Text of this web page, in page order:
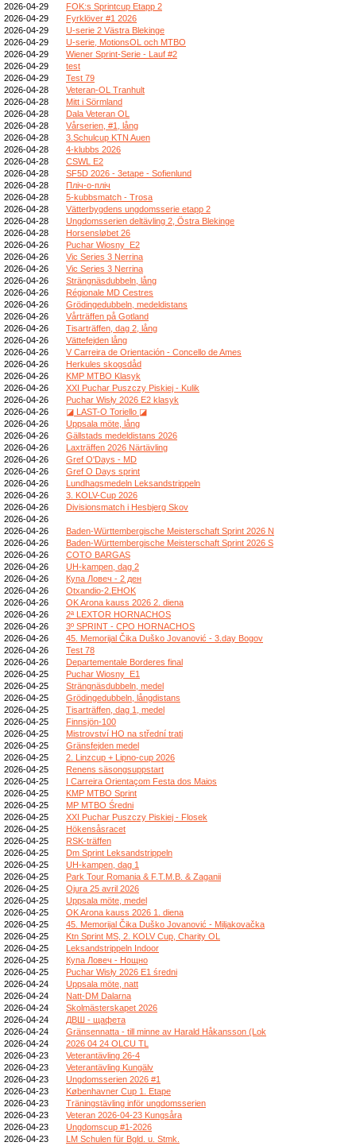
2026-04-29
FOK:s Sprintcup Etapp 2
2026-04-29
Fyrklöver #1 2026
2026-04-29
U-serie 2 Västra Blekinge
2026-04-29
U-serie, MotionsOL och MTBO
2026-04-29
Wiener Sprint-Serie - Lauf #2
2026-04-29
test
2026-04-29
Test 79
2026-04-28
Veteran-OL Tranhult
2026-04-28
Mitt i Sörmland
2026-04-28
Dala Veteran OL
2026-04-28
Vårserien, #1, lång
2026-04-28
3.Schulcup KTN Auen
2026-04-28
4-klubbs 2026
2026-04-28
CSWL E2
2026-04-28
SF5D 2026 - 3etape - Sofienlund
2026-04-28
Пліч-о-пліч
2026-04-28
5-kubbsmatch - Trosa
2026-04-28
Vätterbygdens ungdomsserie etapp 2
2026-04-28
Ungdomsserien deltävling 2, Östra Blekinge
2026-04-28
Horsensløbet 26
2026-04-26
Puchar Wiosny_E2
2026-04-26
Vic Series 3 Nerrina
2026-04-26
Vic Series 3 Nerrina
2026-04-26
Strängnäsdubbeln, lång
2026-04-26
Régionale MD Cestres
2026-04-26
Grödingedubbeln, medeldistans
2026-04-26
Vårträffen på Gotland
2026-04-26
Tisarträffen, dag 2, lång
2026-04-26
Vättefejden lång
2026-04-26
V Carreira de Orientación - Concello de Ames
2026-04-26
Herkules skogsdåd
2026-04-26
KMP MTBO Klasyk
2026-04-26
XXI Puchar Puszczy Piskiej - Kulik
2026-04-26
Puchar Wisły 2026 E2 klasyk
2026-04-26
◪ LAST-O Toriello ◪
2026-04-26
Uppsala möte, lång
2026-04-26
Gällstads medeldistans 2026
2026-04-26
Laxträffen 2026 Närtävling
2026-04-26
Gref O'Days - MD
2026-04-26
Gref O Days sprint
2026-04-26
Lundhagsmedeln Leksandstrippeln
2026-04-26
3. KOLV-Cup 2026
2026-04-26
Divisionsmatch i Hesbjerg Skov
2026-04-26
2026-04-26
Baden-Württembergische Meisterschaft Sprint 2026 N
2026-04-26
Baden-Württembergische Meisterschaft Sprint 2026 S
2026-04-26
COTO BARGAS
2026-04-26
UH-kampen, dag 2
2026-04-26
Купа Ловеч - 2 ден
2026-04-26
Otxandio-2.EHOK
2026-04-26
OK Arona kauss 2026 2. diena
2026-04-26
2ª LEXTOR HORNACHOS
2026-04-26
3º SPRINT - CPO HORNACHOS
2026-04-26
45. Memorijal Čika Duško Jovanović - 3.day Bogov
2026-04-26
Test 78
2026-04-26
Departementale Borderes final
2026-04-25
Puchar Wiosny_E1
2026-04-25
Strängnäsdubbeln, medel
2026-04-25
Grödingedubbeln, långdistans
2026-04-25
Tisarträffen, dag 1, medel
2026-04-25
Finnsjön-100
2026-04-25
Mistrovství HO na střední trati
2026-04-25
Gränsfejden medel
2026-04-25
2. Linzcup + Lipno-cup 2026
2026-04-25
Renens säsongsuppstart
2026-04-25
I Carreira Orientaçom Festa dos Maios
2026-04-25
KMP MTBO Sprint
2026-04-25
MP MTBO Średni
2026-04-25
XXI Puchar Puszczy Piskiej - Flosek
2026-04-25
Hökensåsracet
2026-04-25
RSK-träffen
2026-04-25
Dm Sprint Leksandstrippeln
2026-04-25
UH-kampen, dag 1
2026-04-25
Park Tour Romania & F.T.M.B. & Zaganii
2026-04-25
Ojura 25 avril 2026
2026-04-25
Uppsala möte, medel
2026-04-25
OK Arona kauss 2026 1. diena
2026-04-25
45. Memorijal Čika Duško Jovanović - Miljakovačka
2026-04-25
Ktn Sprint MS, 2. KOLV Cup, Charity OL
2026-04-25
Leksandstrippeln Indoor
2026-04-25
Купа Ловеч - Нощно
2026-04-25
Puchar Wisły 2026 E1 średni
2026-04-24
Uppsala möte, natt
2026-04-24
Natt-DM Dalarna
2026-04-24
Skolmästerskapet 2026
2026-04-24
ДВШ - щафета
2026-04-24
Gränsennatta - till minne av Harald Håkansson (Lok
2026-04-24
2026 04 24 OLCU TL
2026-04-23
Veterantävling 26-4
2026-04-23
Veterantävling Kungälv
2026-04-23
Ungdomsserien 2026 #1
2026-04-23
Københavner Cup 1. Etape
2026-04-23
Träningstävling inför ungdomsserien
2026-04-23
Veteran 2026-04-23 Kungsåra
2026-04-23
Ungdomscup #1-2026
2026-04-23
LM Schulen für Bgld. u. Stmk.